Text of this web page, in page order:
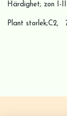
Härdighet; zon I-
Plant storlek;C2,